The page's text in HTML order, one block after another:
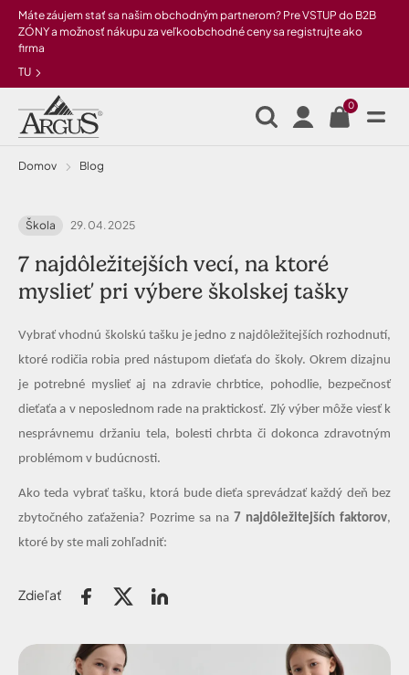
Preskočiť na hlavný obsah
Máte záujem stať sa našim obchodným partnerom? Pre VSTUP do B2B
ZÓNY a možnosť nákupu za veľkoobchodné ceny sa registrujte ako
firma
TU
0
Domov Blog
Škola 29. 04. 2025
Zdieľať
7 najdôležitejších vecí, na ktoré
myslieť pri výbere školskej tašky
Vybrať vhodnú školskú tašku je jedno z najdôležitejších rozhodnutí,
ktoré rodičia robia pred nástupom dieťaťa do školy. Okrem dizajnu
je potrebné myslieť aj na zdravie chrbtice, pohodlie, bezpečnosť
dieťaťa a v neposlednom rade na praktickosť. Zlý výber môže viesť k
nesprávnemu držaniu tela, bolesti chrbta či dokonca zdravotným
problémom v budúcnosti.
Ako teda vybrať tašku, ktorá bude dieťa sprevádzať každý deň bez
zbytočného zaťaženia? Pozrime sa na 7 najdôležitejších faktorov,
ktoré by ste mali zohľadniť: